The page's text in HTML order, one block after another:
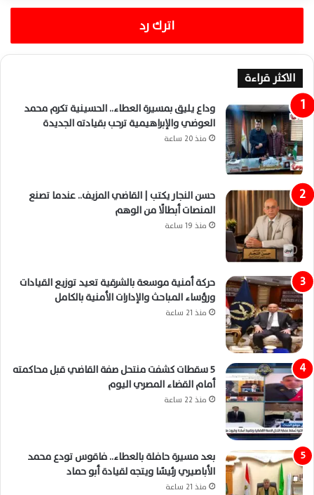
اترك رد
الاكثر قراءة
وداع يليق بمسيرة العطاء.. الحسينية تكرم محمد
العوضي والإبراهيمية ترحب بقيادته الجديدة
منذ 20 ساعة
حسن النجار يكتب | القاضي المزيف.. عندما تصنع
المنصات أبطالًا من الوهم
منذ 19 ساعة
حركة أمنية موسعة بالشرقية تعيد توزيع القيادات
ورؤساء المباحث والإدارات الأمنية بالكامل
منذ 21 ساعة
5 سقطات كشفت منتحل صفة القاضي قبل محاكمته
أمام القضاء المصري اليوم
منذ 22 ساعة
بعد مسيرة حافلة بالعطاء.. فاقوس تودع محمد
الأباصيري رئيسًا ويتجه لقيادة أبو حماد
منذ 21 ساعة